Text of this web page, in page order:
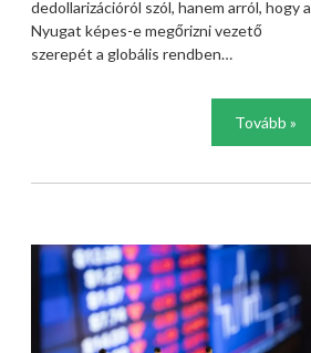
dedollarizációról szól, hanem arról, hogy a
Nyugat képes-e megőrizni vezető
szerepét a globális rendben…
Tovább »